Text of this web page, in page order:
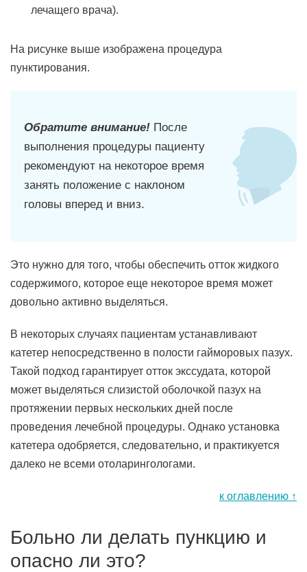
лечащего врача).
На рисунке выше изображена процедура
пунктирования.
Обратите внимание! После
выполнения процедуры пациенту
рекомендуют на некоторое время
занять положение с наклоном
головы вперед и вниз.
Это нужно для того, чтобы обеспечить отток жидкого
содержимого, которое еще некоторое время может
довольно активно выделяться.
В некоторых случаях пациентам устанавливают
катетер непосредственно в полости гайморовых пазух.
Такой подход гарантирует отток экссудата, которой
может выделяться слизистой оболочкой пазух на
протяжении первых нескольких дней после
проведения лечебной процедуры. Однако установка
катетера одобряется, следовательно, и практикуется
далеко не всеми отоларингологами.
к оглавлению ↑
Больно ли делать пункцию и
опасно ли это?